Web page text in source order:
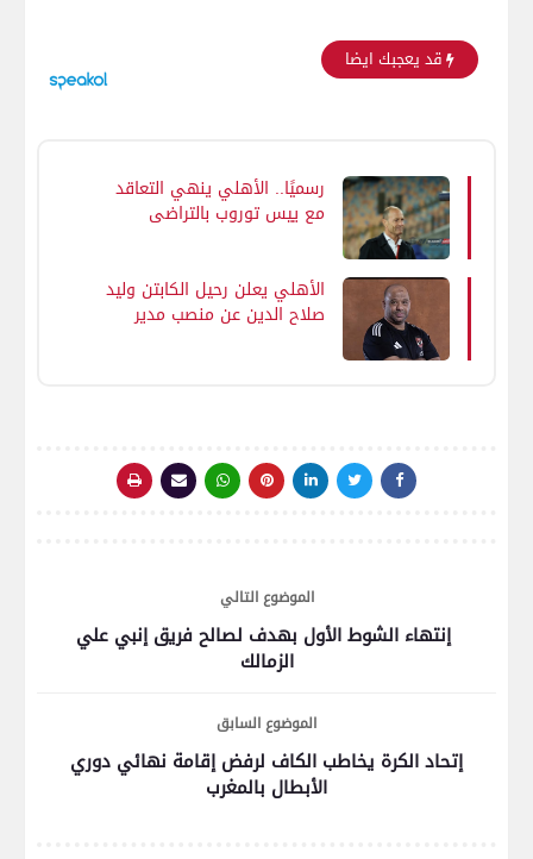
قد يعجبك ايضا
رسميًا.. الأهلي ينهي التعاقد
مع ييس توروب بالتراضي
الأهلي يعلن رحيل الكابتن وليد
صلاح الدين عن منصب مدير
الموضوع التالي
إنتهاء الشوط الأول بهدف لصالح فريق إنبي علي
الزمالك
الموضوع السابق
إتحاد الكرة يخاطب الكاف لرفض إقامة نهائي دوري
الأبطال بالمغرب